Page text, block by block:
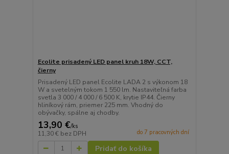
Ecolite prisadený LED panel kruh 18W, CCT,
čierny
Prisadený LED panel Ecolite LADA 2 s výkonom 18
W a svetelným tokom 1 550 lm. Nastaviteľná farba
svetla 3 000 / 4 000 / 6 500 K, krytie IP44. Čierny
hliníkový rám, priemer 225 mm. Vhodný do
obývačky, spálne aj chodby.
13,90 €/ks
11,30 € bez DPH do 7 pracovných dní
Pridať do košíka